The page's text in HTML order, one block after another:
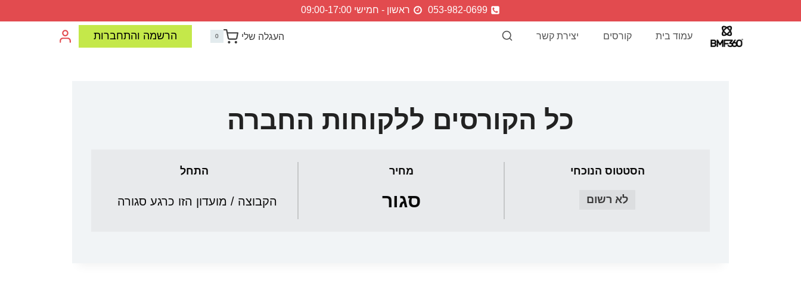
053-982-0699 ראשון - חמישי 09:00-17:00
עמוד בית קורסים יצירת קשר העגלה שלי 0 הרשמה והתחברות
כל הקורסים ללקוחות החברה
הסטטוס הנוכחי
לא רשום
מחיר
סגור
התחל
הקבוצה / מועדון הזו כרגע סגורה